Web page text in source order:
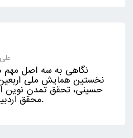
نگاهی به سه اصل مهم
نخستین همایش ملی
حسینی، تحقق تمدن نوین
محقق اردبیلی، 15 مهر 1399.